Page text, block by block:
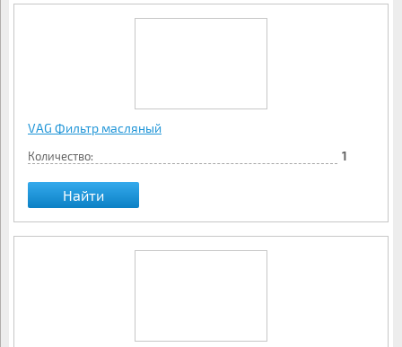
VAG Фильтр масляный
Количество: 1
Найти